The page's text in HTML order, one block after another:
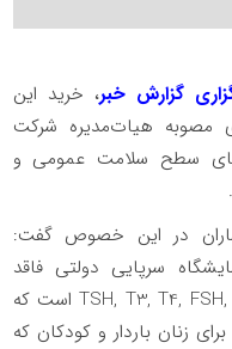
گزارش خبر، خرید این
مصوبه هیات‌مدیره شرکت
سطح سلامت عمومی و
در‌ این‌ خصوص گفت:
سرپایی دولتی فاقد
تجهیزات لازم به‌منظور آزمایش‌های TSH, T3, T4, FSH, LH است که
زنان باردار و کودکان که